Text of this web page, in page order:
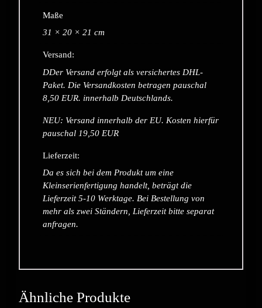
Maße
31 × 20 × 21 cm
Versand:
DDer Versand erfolgt als versichertes DHL-
Paket. Die Versandkosten betragen pauschal
8,50 EUR. innerhalb Deutschlands.
NEU: Versand innerhalb der EU. Kosten hierfür
pauschal 19,50 EUR
Lieferzeit:
Da es sich bei dem Produkt um eine
Kleinserienfertigung handelt, beträgt die
Lieferzeit 5-10 Werktage. Bei Bestellung von
mehr als zwei Ständern, Lieferzeit bitte separat
anfragen.
Ähnliche Produkte